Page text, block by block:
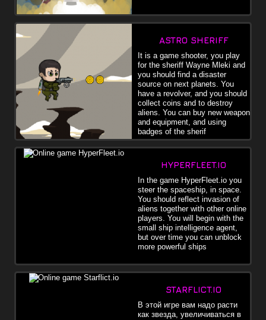
ASTRO SHERIFF
It is a game shooter, you play
for the sheriff Wayne Mleki and
you should find a disaster
source on next planets. You
have a revolver, and you should
collect coins and to destroy
aliens. You can buy new weapon
and equipment, and using
badges of the sherif
HYPERFLEET.IO
In the game HyperFleet.io you
steer the spaceship, in space.
You should reflect invasion of
aliens together with other online
players. You will begin with the
small ship intelligence agent,
but over time you can unblock
more powerful ships
STARFLICT.IO
В этой игре вам надо расти
как звезда, увеличиваться в